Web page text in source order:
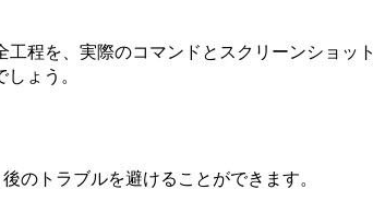
工程を、実際のコマンドとスクリーンショッ
ょう。
のトラブルを避けることができます。